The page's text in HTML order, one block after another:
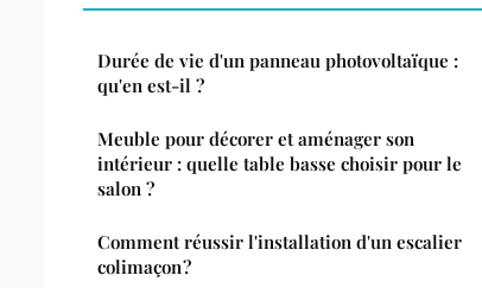
Durée de vie d'un panneau photovoltaïque :
qu'en est-il ?
Meuble pour décorer et aménager son
intérieur : quelle table basse choisir pour le
salon ?
Comment réussir l'installation d'un escalier
colimaçon ?